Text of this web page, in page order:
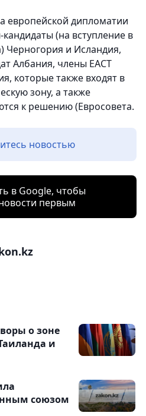
европейской дипломатии
(на вступление в
Черногория и Исландия,
Албания, члены ЕАСТ
которые также входят в
зону, а также
к решению (Евросовета.
новостью
в Google, чтобы
первым
о зоне
и
союзом